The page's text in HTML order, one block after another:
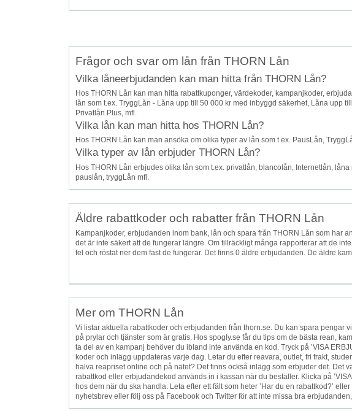
Frågor och svar om lån från THORN Lån
Vilka låneerbjudanden kan man hitta från THORN Lån?
Hos THORN Lån kan man hitta rabattkuponger, värdekoder, kampanjkoder,
lån som t.ex. TryggLån - Låna upp till 50 000 kr med inbyggd säkerhet, Låna upp
Privatlån Plus, mfl.
Vilka lån kan man hitta hos THORN Lån?
Hos THORN Lån kan man ansöka om olika typer av lån som t.ex. PausLån,
Vilka typer av lån erbjuder THORN Lån?
Hos THORN Lån erbjudes olika lån som t.ex. privatlån, blancolån, Internetlån,
pauslån, tryggLån mfl.
Äldre rabattkoder och rabatter från THORN Lån
Kampanjkoder, erbjudanden inom bank, lån och spara från THORN Lån som har
det är inte säkert att de fungerar längre. Om tillräckligt många rapporterar att de
fel och röstat ner dem fast de fungerar. Det finns 0 äldre erbjudanden. De äldre
Mer om THORN Lån
Vi listar aktuella rabattkoder och erbjudanden från thorn.se. Du kan spara pengar
på prylar och tjänster som är gratis. Hos spogly.se får du tips om de bästa rean,
ta del av en kampanj behöver du ibland inte använda en kod. Tryck på ’VISA
koder och inlägg uppdateras varje dag. Letar du efter reavara, outlet, fri frakt,
halva reapriset online och på nätet? Det finns också inlägg som erbjuder det. Det
rabattkod eller erbjudandekod används in i kassan när du beställer. Klicka på
hos dem när du ska handla. Leta efter ett fält som heter ’Har du en rabattkod?’
nyhetsbrev eller följ oss på Facebook och Twitter för att inte missa bra